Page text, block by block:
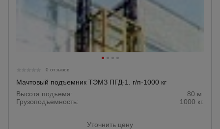
0 отзывов
Мачтовый подъемник ТЭМЗ ПГД-1. г/п-1000 кг
Высота подъема:
80 м.
Грузоподъемность:
1000 кг.
Уточнить цену